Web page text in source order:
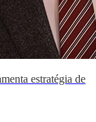
estratégia de